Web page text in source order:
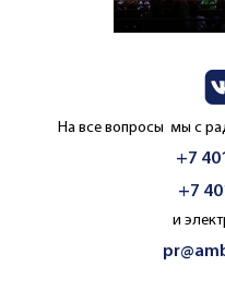
На все вопросы мы с
+7
+7
и